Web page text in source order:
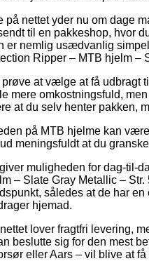
på nettet yder nu om dage
til en pakkeshop, hvor
er nemlig usædvanlig
Ripper – MTB hjelm –
at vælge at få udbragt
mere omkostningsfuld,
at du selv henter pakken,
på MTB hjelme kan
meningsfuldt at du
muligheden for dag-til-
– Slate Gray Metallic –
således at de har
hjemad.
lover fragtfri levering,
beslutte sig for den mest
eller Aars – vil blive at